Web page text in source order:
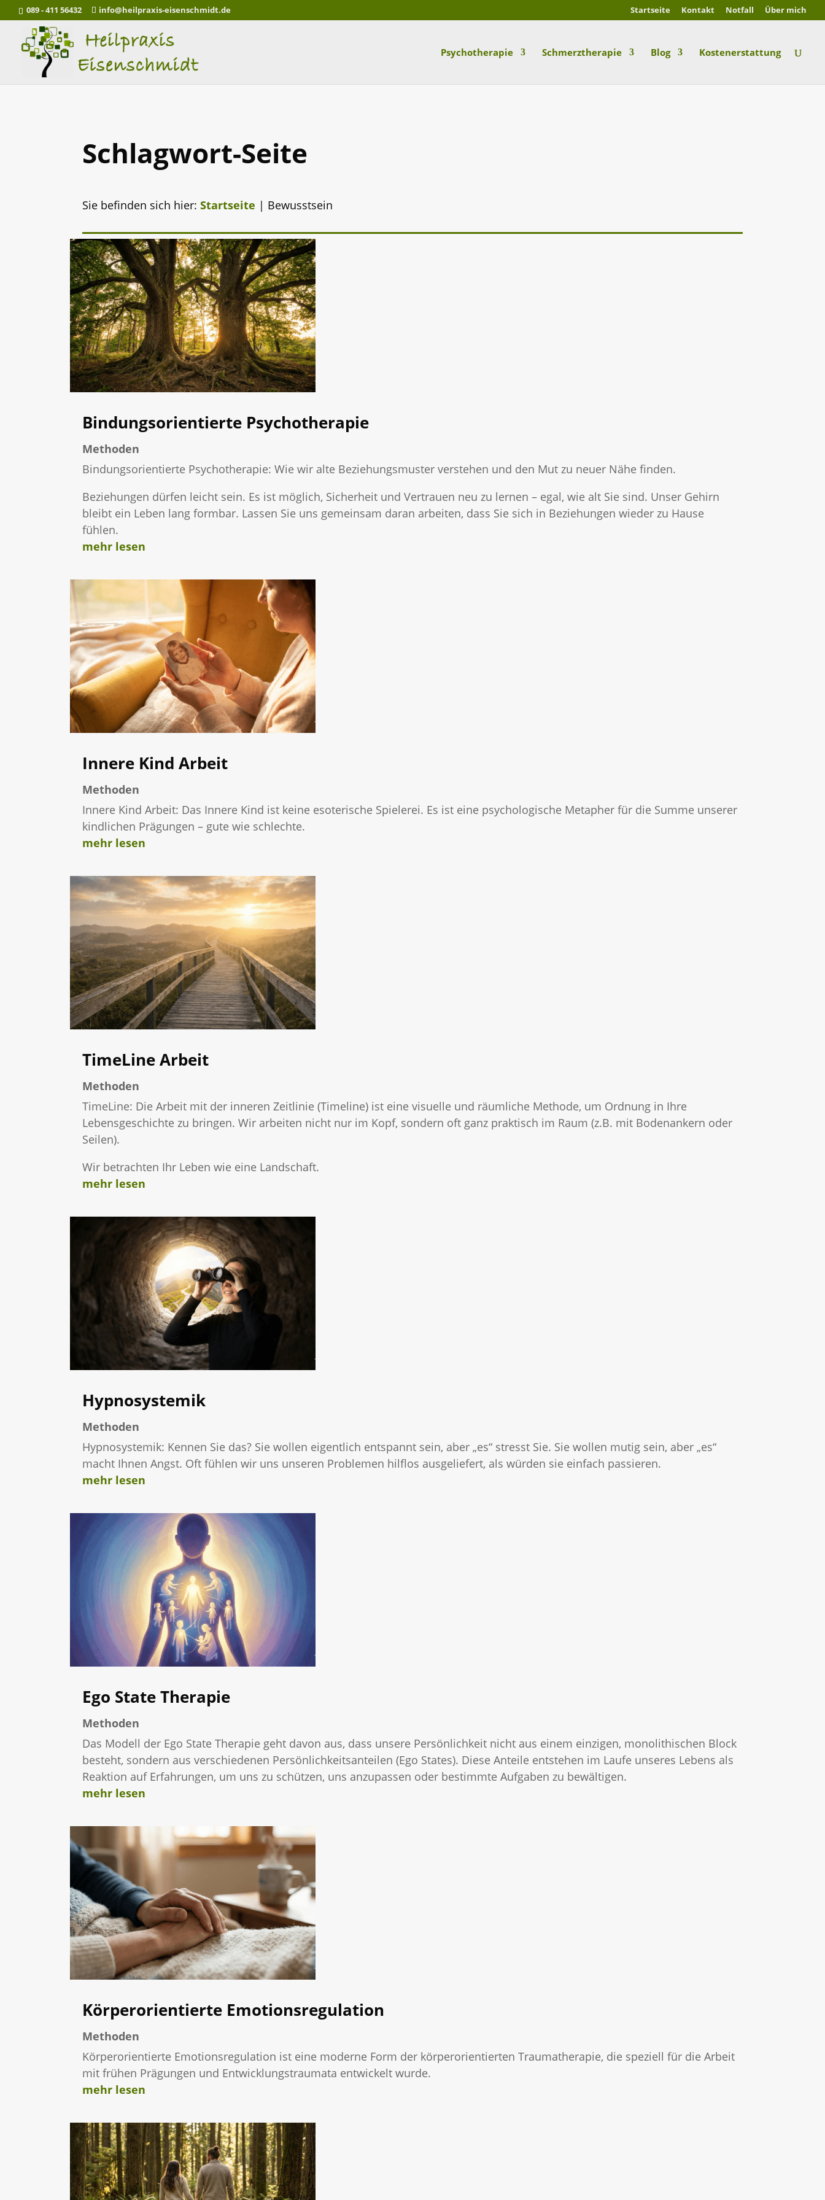
089 - 411 56432 info@heilpraxis-eisenschmidt.de Startseite Kontakt Notfall Über mich
Psychotherapie Schmerztherapie Blog Kostenerstattung
Schlagwort-Seite
Sie befinden sich hier: Startseite | Bewusstsein
Bindungsorientierte Psychotherapie
Methoden
Bindungsorientierte Psychotherapie: Wie wir alte Beziehungsmuster verstehen und den Mut zu neuer Nähe finden.
Beziehungen dürfen leicht sein. Es ist möglich, Sicherheit und Vertrauen neu zu lernen – egal, wie alt Sie sind. Unser Gehirn
bleibt ein Leben lang formbar. Lassen Sie uns gemeinsam daran arbeiten, dass Sie sich in Beziehungen wieder zu Hause
fühlen.
mehr lesen
Innere Kind Arbeit
Methoden
Innere Kind Arbeit: Das Innere Kind ist keine esoterische Spielerei. Es ist eine psychologische Metapher für die Summe unserer
kindlichen Prägungen – gute wie schlechte.
mehr lesen
TimeLine Arbeit
Methoden
TimeLine: Die Arbeit mit der inneren Zeitlinie (Timeline) ist eine visuelle und räumliche Methode, um Ordnung in Ihre
Lebensgeschichte zu bringen. Wir arbeiten nicht nur im Kopf, sondern oft ganz praktisch im Raum (z.B. mit Bodenankern oder
Seilen).
Wir betrachten Ihr Leben wie eine Landschaft.
mehr lesen
Hypnosystemik
Methoden
Hypnosystemik: Kennen Sie das? Sie wollen eigentlich entspannt sein, aber „es“ stresst Sie. Sie wollen mutig sein, aber „es“
macht Ihnen Angst. Oft fühlen wir uns unseren Problemen hilflos ausgeliefert, als würden sie einfach passieren.
mehr lesen
Ego State Therapie
Methoden
Das Modell der Ego State Therapie geht davon aus, dass unsere Persönlichkeit nicht aus einem einzigen, monolithischen Block
besteht, sondern aus verschiedenen Persönlichkeitsanteilen (Ego States). Diese Anteile entstehen im Laufe unseres Lebens als
Reaktion auf Erfahrungen, um uns zu schützen, uns anzupassen oder bestimmte Aufgaben zu bewältigen.
mehr lesen
Körperorientierte Emotionsregulation
Methoden
Körperorientierte Emotionsregulation ist eine moderne Form der körperorientierten Traumatherapie, die speziell für die Arbeit
mit frühen Prägungen und Entwicklungstraumata entwickelt wurde.
mehr lesen